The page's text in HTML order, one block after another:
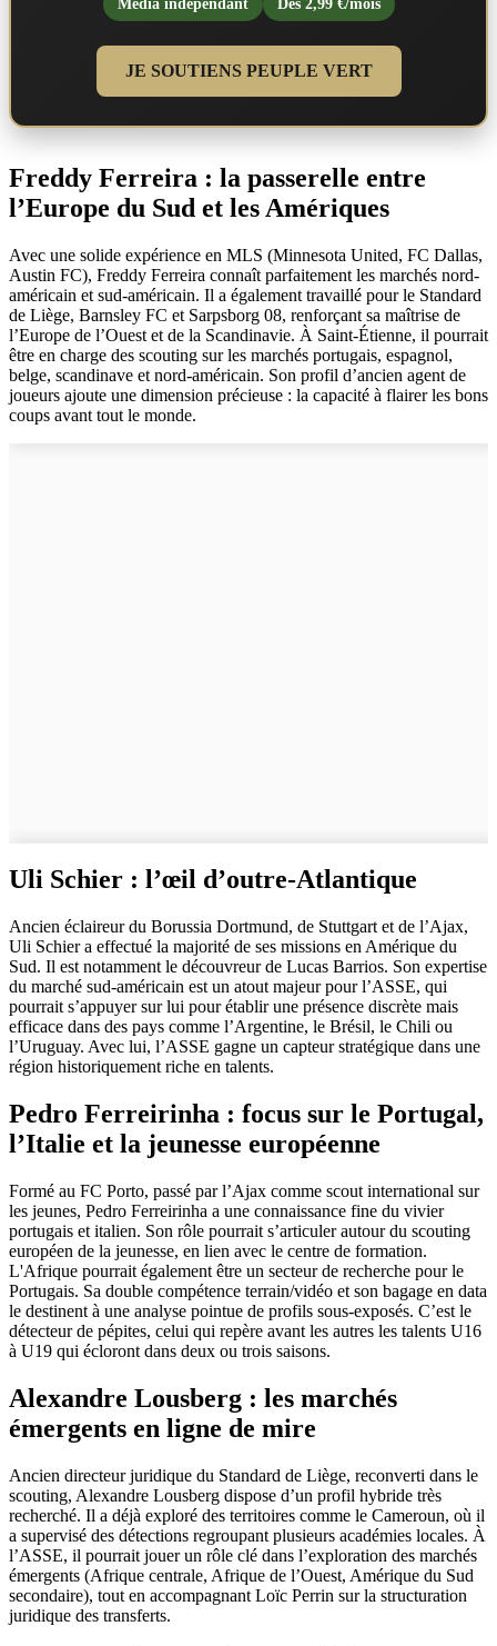
Média indépendant Dès 2,99 €/mois
JE SOUTIENS PEUPLE VERT
Freddy Ferreira : la passerelle entre
l’Europe du Sud et les Amériques
Avec une solide expérience en MLS (Minnesota United, FC Dallas,
Austin FC), Freddy Ferreira connaît parfaitement les marchés nord-
américain et sud-américain. Il a également travaillé pour le Standard
de Liège, Barnsley FC et Sarpsborg 08, renforçant sa maîtrise de
l’Europe de l’Ouest et de la Scandinavie. À Saint-Étienne, il pourrait
être en charge des scouting sur les marchés portugais, espagnol,
belge, scandinave et nord-américain. Son profil d’ancien agent de
joueurs ajoute une dimension précieuse : la capacité à flairer les bons
coups avant tout le monde.
Uli Schier : l’œil d’outre-Atlantique
Ancien éclaireur du Borussia Dortmund, de Stuttgart et de l’Ajax,
Uli Schier a effectué la majorité de ses missions en Amérique du
Sud. Il est notamment le découvreur de Lucas Barrios. Son expertise
du marché sud-américain est un atout majeur pour l’ASSE, qui
pourrait s’appuyer sur lui pour établir une présence discrète mais
efficace dans des pays comme l’Argentine, le Brésil, le Chili ou
l’Uruguay. Avec lui, l’ASSE gagne un capteur stratégique dans une
région historiquement riche en talents.
Pedro Ferreirinha : focus sur le Portugal,
l’Italie et la jeunesse européenne
Formé au FC Porto, passé par l’Ajax comme scout international sur
les jeunes, Pedro Ferreirinha a une connaissance fine du vivier
portugais et italien. Son rôle pourrait s’articuler autour du scouting
européen de la jeunesse, en lien avec le centre de formation.
L'Afrique pourrait également être un secteur de recherche pour le
Portugais. Sa double compétence terrain/vidéo et son bagage en data
le destinent à une analyse pointue de profils sous-exposés. C’est le
détecteur de pépites, celui qui repère avant les autres les talents U16
à U19 qui écloront dans deux ou trois saisons.
Alexandre Lousberg : les marchés
émergents en ligne de mire
Ancien directeur juridique du Standard de Liège, reconverti dans le
scouting, Alexandre Lousberg dispose d’un profil hybride très
recherché. Il a déjà exploré des territoires comme le Cameroun, où il
a supervisé des détections regroupant plusieurs académies locales. À
l’ASSE, il pourrait jouer un rôle clé dans l’exploration des marchés
émergents (Afrique centrale, Afrique de l’Ouest, Amérique du Sud
secondaire), tout en accompagnant Loïc Perrin sur la structuration
juridique des transferts.